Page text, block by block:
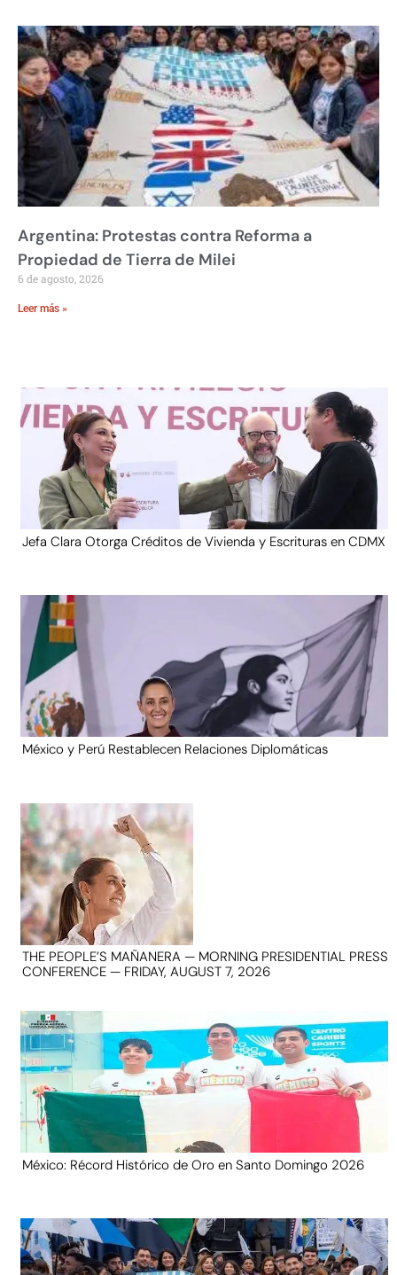
Argentina: Protestas contra Reforma a
Propiedad de Tierra de Milei
6 de agosto, 2026
Leer más »
Jefa Clara Otorga Créditos de Vivienda y Escrituras en CDMX
México y Perú Restablecen Relaciones Diplomáticas
THE PEOPLE’S MAÑANERA — MORNING PRESIDENTIAL PRESS
CONFERENCE — FRIDAY, AUGUST 7, 2026
México: Récord Histórico de Oro en Santo Domingo 2026